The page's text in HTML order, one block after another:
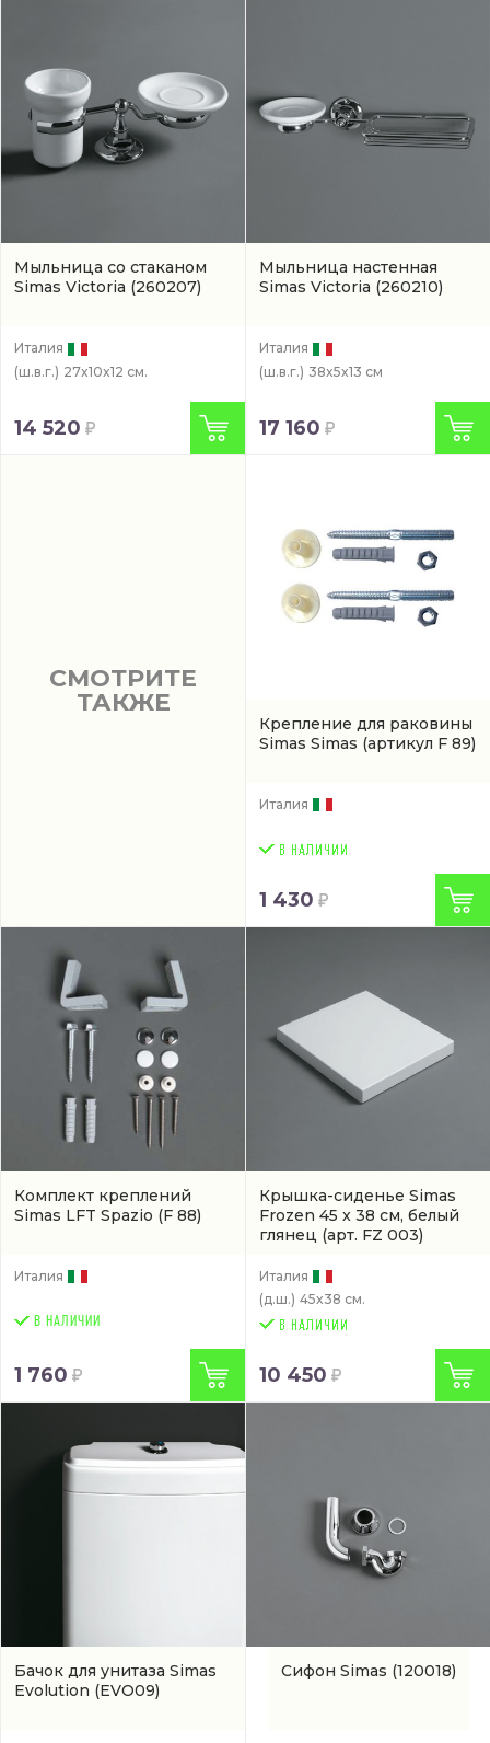
Мыльница со стаканом
Simas Victoria (260207)
Италия
(ш.в.г.) 27x10x12 см.
14 520
Мыльница настенная
Simas Victoria (260210)
Италия
(ш.в.г.) 38x5x13 см
17 160
СМОТРИТЕ
ТАКЖЕ
Крепление для раковины
Simas Simas (артикул F 89)
Италия
1 430
Комплект креплений
Simas LFT Spazio (F 88)
Италия
В НАЛИЧИИ
1 760
Крышка-сиденье Simas
Frozen 45 x 38 см, белый
глянец (арт. FZ 003)
Италия
(д.ш.) 45x38 см.
10 450
Бачок для унитаза Simas
Evolution (EVO09)
Сифон Simas (120018)